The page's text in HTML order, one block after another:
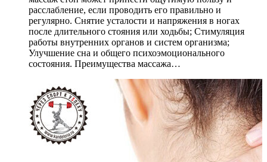
расслабление, если проводить его правильно и
регулярно. Снятие усталости и напряжения в ногах
после длительного стояния или ходьбы; Стимуляция
работы внутренних органов и систем организма;
Улучшение сна и общего психоэмоционального
состояния. Преимущества массажа…